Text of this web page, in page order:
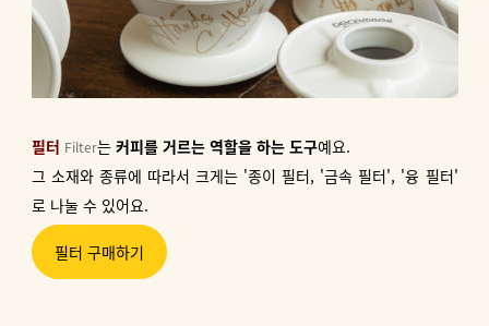
필터 Filter는 커피를 거르는 역할을 하는 도구예요.
그 소재와 종류에 따라서 크게는 '종이 필터, '금속 필터', '융 필터'
로 나눌 수 있어요.
필터 구매하기